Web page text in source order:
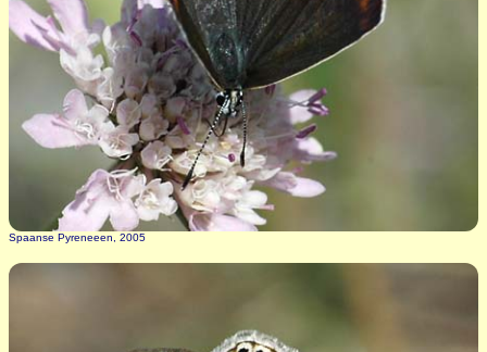
Spaanse Pyreneeen, 2005